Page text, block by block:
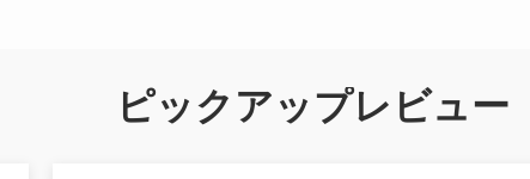
ピックアップレビュー